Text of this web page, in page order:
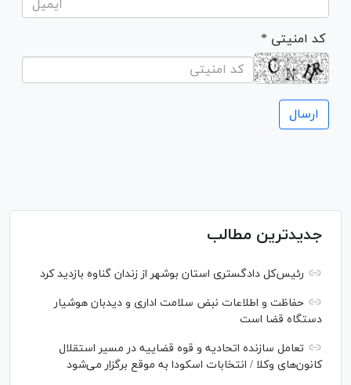
* کد امنیتی
جدیدترین مطالب
رئیس‌کل دادگستری استان بوشهر از زندان گناوه بازدید کرد
حفاظت و اطلاعات نبض سلامت اداری و دیدبان هوشیار
دستگاه قضا است
تعامل سازنده اتحادیه و قوه قضاییه در مسیر استقلال
کانون‌های وکلا / انتخابات اسکودا به موقع برگزار می‌شود